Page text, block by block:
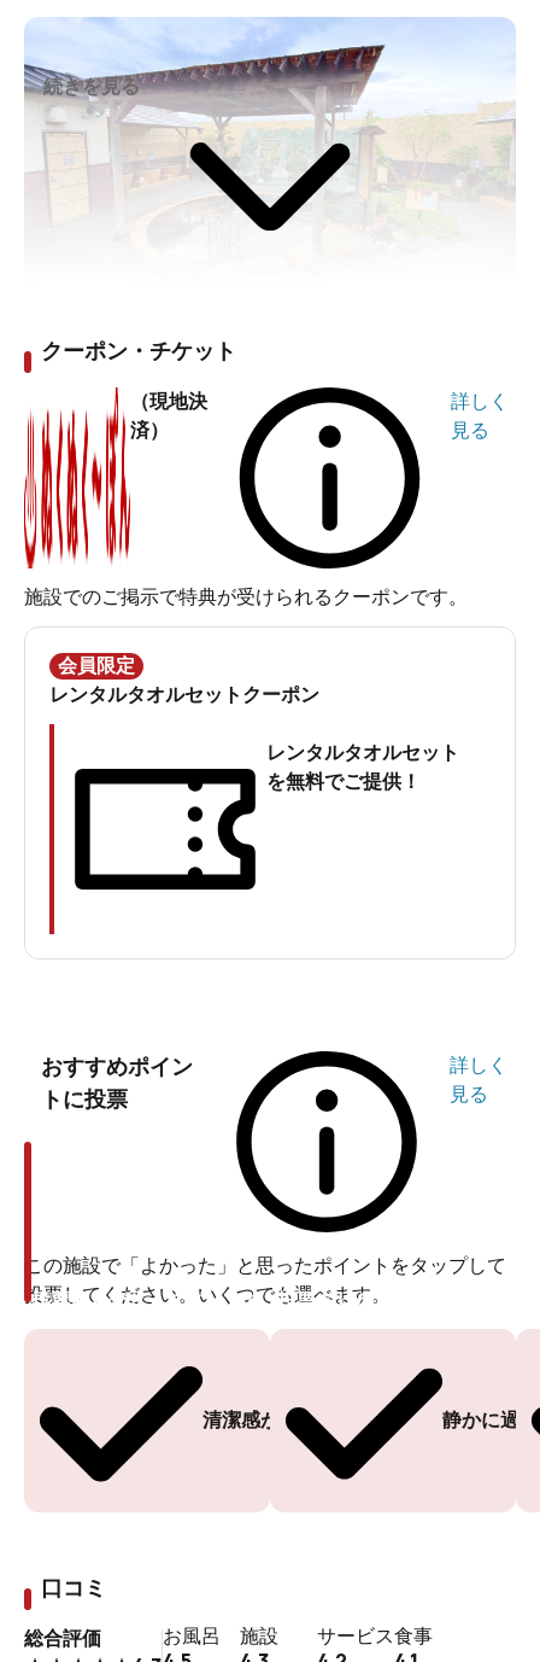
泉 湯楽の里（ゆらのさと）」
泉よしか / 2022年08月12日作成今日は千葉県の市原にあ
る人気温浴施設「市原温泉 湯楽の里」へやってまいりま
した！
高濃度炭酸泉、天然温泉を使った露天風呂、サウナに岩
盤浴と揃っていて、居心地抜群と評判の施設です。しか
も2022年7月にオートロウリュウや涼み処をリニューアル
したばかり！
より使いやすくなった「市原温泉 湯楽の里」を早速突撃
市原温泉 湯楽の里のアクセスと入館まで
市原温泉 湯楽の里の最寄り駅はJR内房線浜野駅。駅から
歩いて25分ほどですが、小湊バスの「ロングウッドス
テーション行き」「喜多行き」「菊間団地行き」のいず
ば徒歩3分です。
便利ですが、とにかく人気があるので特に週末は午前中
早めの来館をオススメします。
今日はじっくり岩盤浴も体験したいので、私は「入館・
続きを見る
クーポン・チケット
（現地決
済）
詳しく
見る
施設でのご掲示で特典が受けられるクーポンです。
会員限定
レンタルタオルセットクーポン
レンタルタオルセット
を無料でご提供！
おすすめポイン
トに投票
詳しく
見る
この施設で「よかった」と思ったポイントをタップして
投票してください。いくつでも選べます。
清潔感がある
投票ありがとうございます
静かに過
投票ありがとうございます
口コミ
総合評価 お風呂 施設 サービス食事